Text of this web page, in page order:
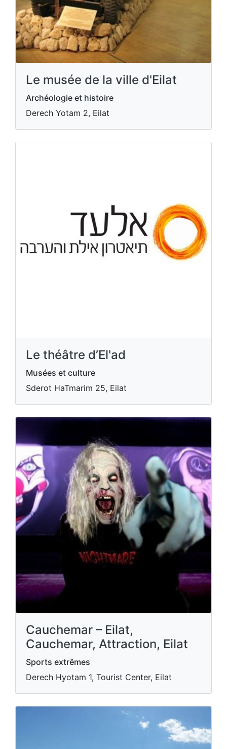
Le musée de la ville d'Eilat
Archéologie et histoire
Derech Yotam 2, Eilat
Le théâtre d’El'ad
Musées et culture
Sderot HaTmarim 25, Eilat
Cauchemar – Eilat,
Cauchemar, Attraction, Eilat
Sports extrêmes
Derech Hyotam 1, Tourist Center, Eilat